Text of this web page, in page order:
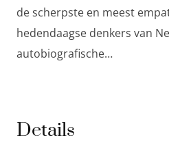
‘Amatmoekrim blijft de
DE VOLKSKRANT
de scherpste en meest
hedendaagse denkers van
autobiografische…
Details